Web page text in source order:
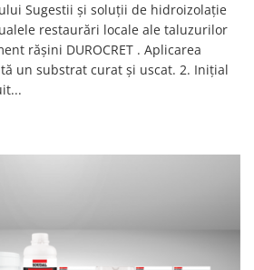
și din
Sugestii și soluții de hidroizolație
restaurări locale ale taluzurilor
rășini DUROCRET . Aplicarea
un substrat curat și uscat. 2. Inițial